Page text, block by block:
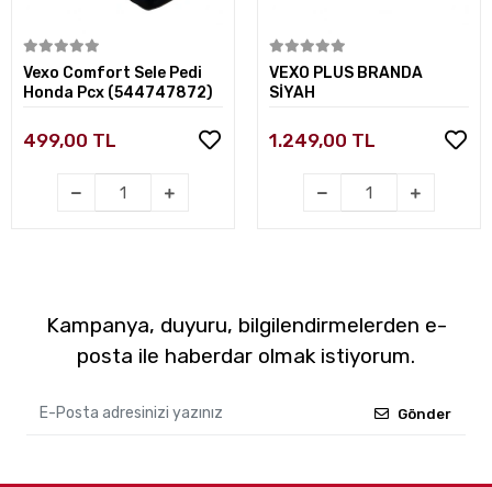
Sepete Ekle
Vexo Comfort Sele Pedi
Honda Pcx (544747872)
499,00 TL
Sepete Ekle
VEXO PLUS BRANDA
SİYAH
1.249,00 TL
Kampanya, duyuru, bilgilendirmelerden e-
posta ile haberdar olmak istiyorum.
Gönder